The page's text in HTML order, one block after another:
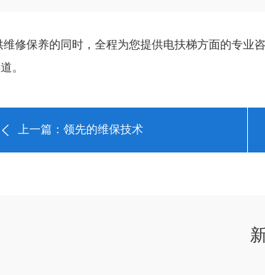
修保养的同时，全程为您提供电扶梯方面的专业
。
上一篇：领先的维保技术